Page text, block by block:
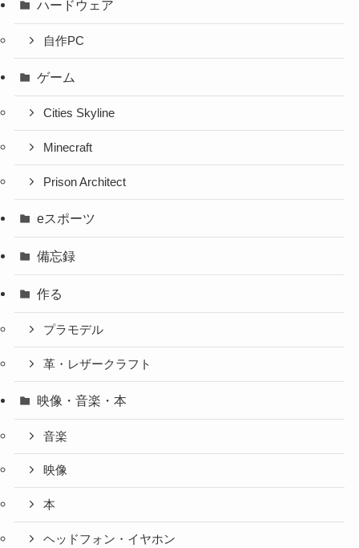
ハードウェア
自作PC
ゲーム
Cities Skyline
Minecraft
Prison Architect
eスポーツ
備忘録
作る
プラモデル
革・レザークラフト
映像・音楽・本
音楽
映像
本
ヘッドフォン・イヤホン